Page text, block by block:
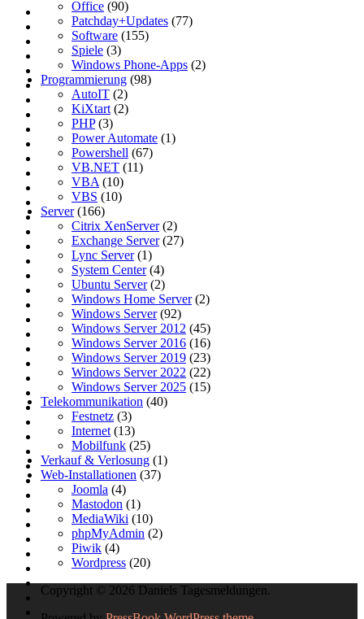
Office (90)
Patchday+Updates (77)
Software (155)
Spiele (3)
Windows Phone-Apps (2)
Programmierung (98)
AutoIT (2)
KiXtart (2)
PHP(3)
Power Automate (1)
Powershell (67)
VB.NET (11)
VBA (10)
VBS (10)
Server(166)
Citrix XenServer(2)
Exchange Server(27)
Lync Server(1)
System Center(4)
Ubuntu Server(2)
Windows Home Server(2)
Windows Server(92)
Windows Server 2012 (45)
Windows Server 2016 (16)
Windows Server 2019 (23)
Windows Server 2022 (22)
Windows Server 2025 (15)
Telekommunikation (40)
Festnetz (3)
Internet (13)
Mobilfunk (25)
Verkauf & Verlosung (1)
Web-Installationen (37)
Joomla (4)
Mastodon (1)
MediaWiki (10)
phpMyAdmin (2)
Piwik (4)
Wordpress (20)
Copyright © 2026 Daniels Tagesmeldungen.